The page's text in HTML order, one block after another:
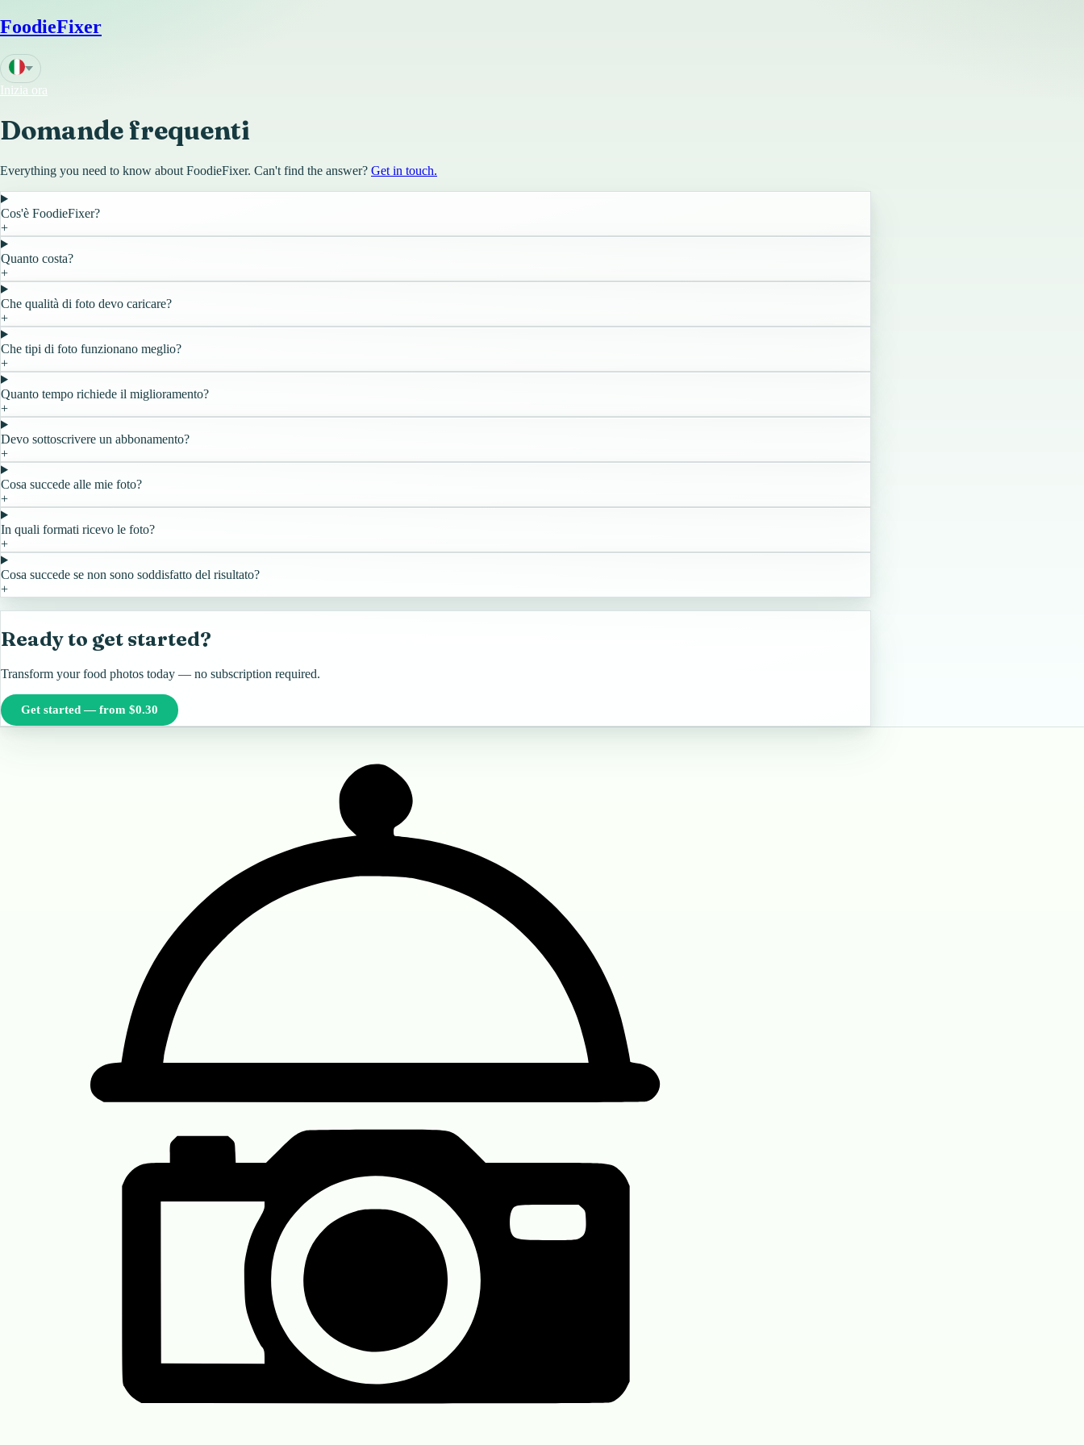
FoodieFixer
Inizia ora
Domande frequenti
Everything you need to know about FoodieFixer. Can't find the answer? Get in touch.
Cos'è FoodieFixer?
+
Quanto costa?
+
Che qualità di foto devo caricare?
+
Che tipi di foto funzionano meglio?
+
Quanto tempo richiede il miglioramento?
+
Devo sottoscrivere un abbonamento?
+
Cosa succede alle mie foto?
+
In quali formati ricevo le foto?
+
Cosa succede se non sono soddisfatto del risultato?
+
Ready to get started?
Transform your food photos today — no subscription required.
Get started — from $0.30